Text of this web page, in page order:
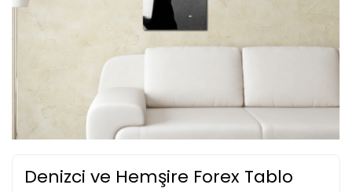
Denizci ve Hemşire Forex Tablo